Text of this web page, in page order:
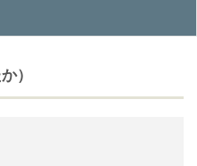
）